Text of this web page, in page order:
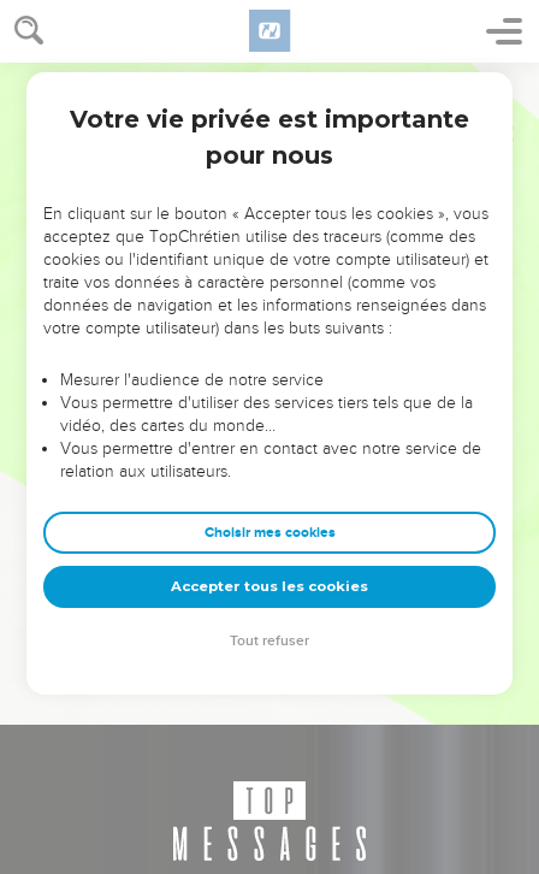
NE MANQUEZ PAS L’ÉVÉNEMENT
DE L’ANNÉE !
ET SI LEURS ERREURS POUVAIENT VOUS ÉVITER LES
VOTRES ?
leur foi ou leur vision. Mais on voit moins les doutes, les erreurs
et les saisons difficiles qu'ils ont traversés, alors même que ce
sont elles qui les ont façonnés.
Dans cette conférence, leaders, entrepreneurs, et responsables
clés pour avancer avec plus de sagesse afin que leurs erreurs
deviennent vos tremplins. Que vous guidiez un ministère, une
équipe, un groupe ou une famille, leur expérience est faite
pour vous.
Votre vie privée est importante
pour nous
En cliquant sur le bouton « Accepter tous les cookies », vous
acceptez que TopChrétien utilise des traceurs (comme des
cookies ou l'identifiant unique de votre compte utilisateur) et
traite vos données à caractère personnel (comme vos
données de navigation et les informations renseignées dans
votre compte utilisateur) dans les buts suivants :
Mesurer l'audience de notre service
Vous permettre d'utiliser des services tiers tels que de la
vidéo, des cartes du monde…
Vous permettre d'entrer en contact avec notre service de
relation aux utilisateurs.
Choisir mes cookies
Accepter tous les cookies
Tout refuser